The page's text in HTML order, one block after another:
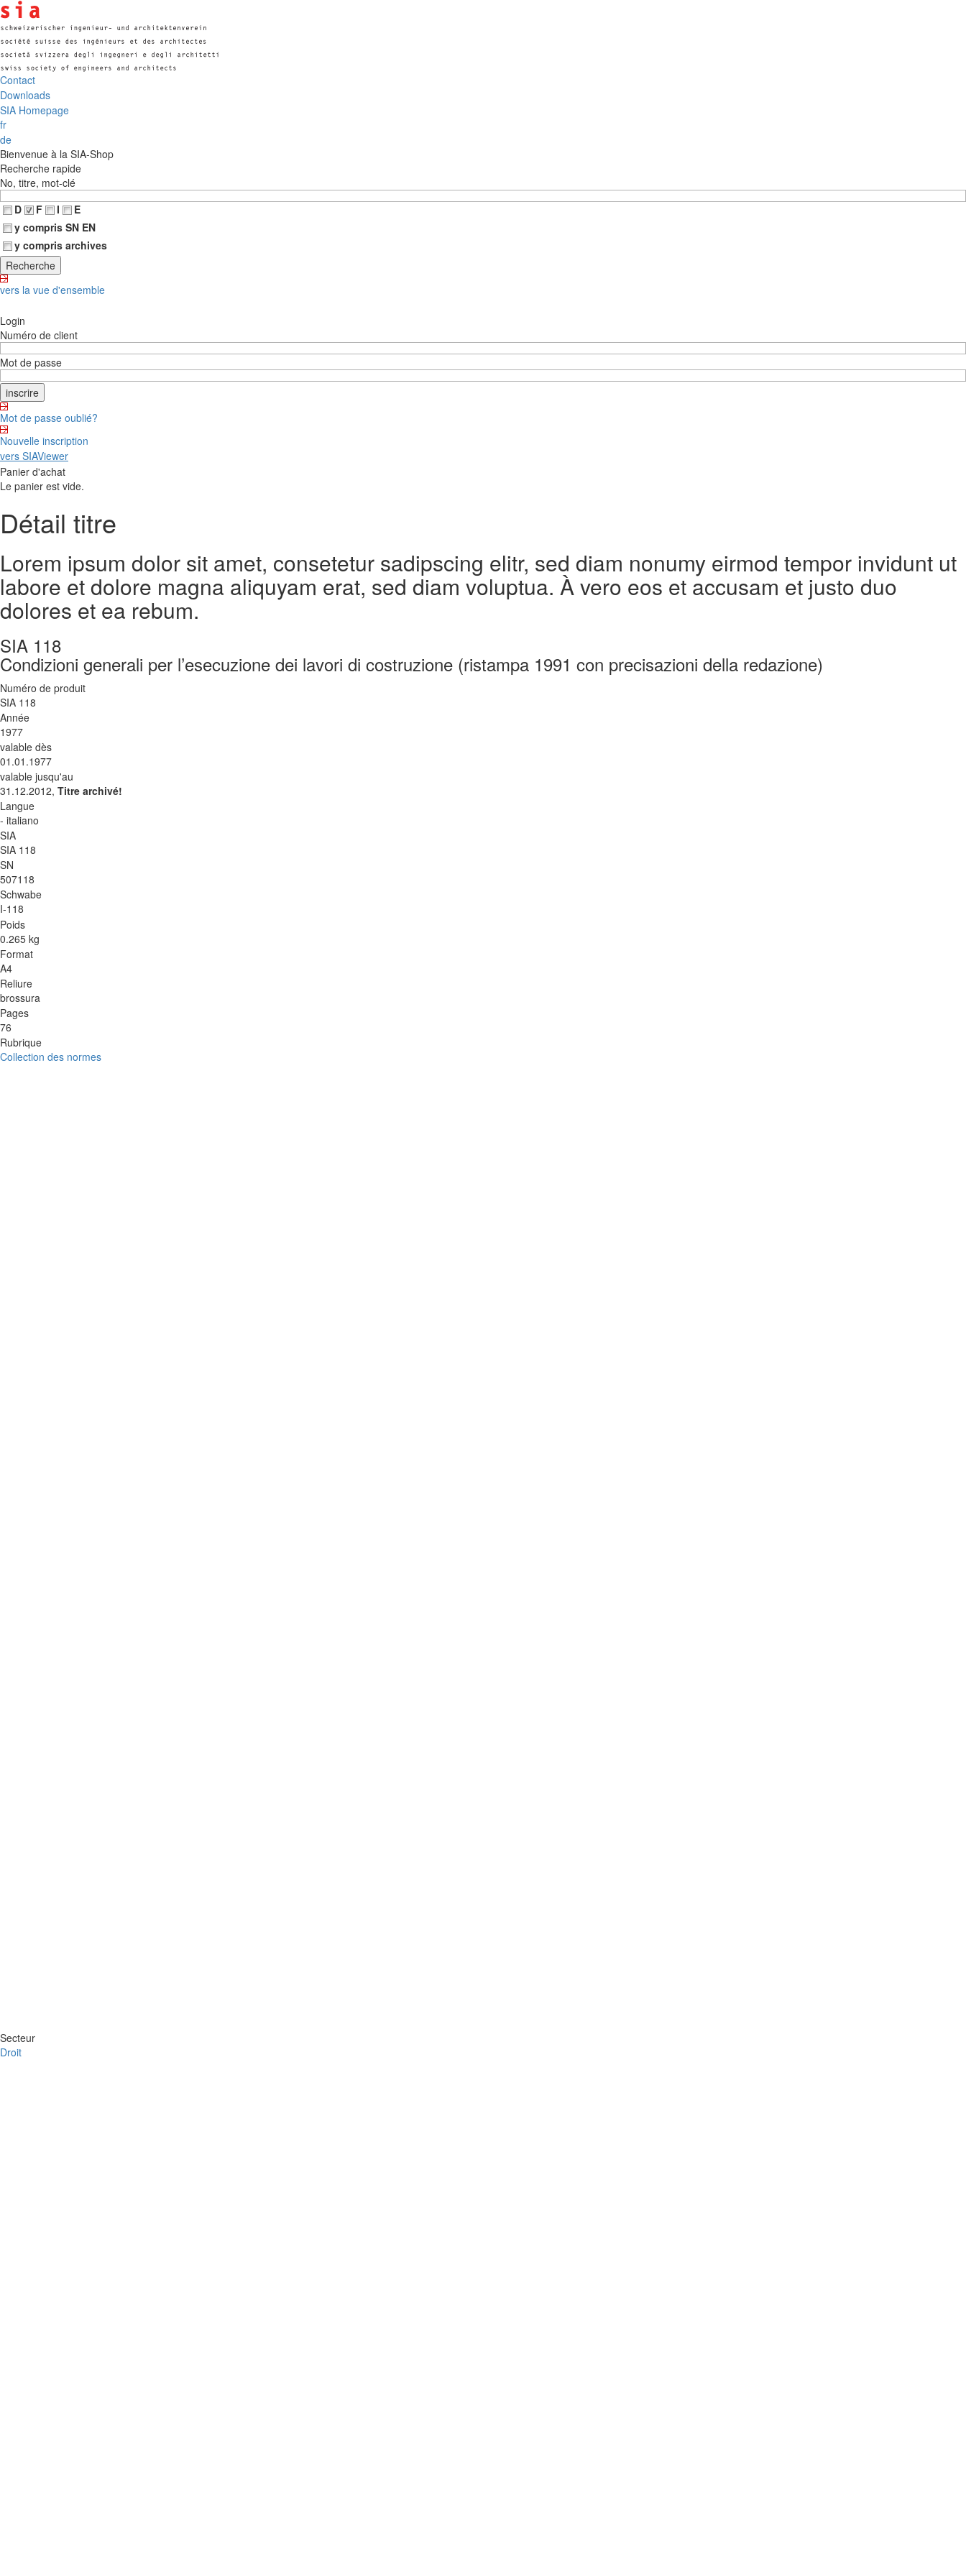
Contact
Downloads
SIA Homepage
fr
de
Bienvenue à la SIA-Shop
Recherche rapide
No, titre, mot-clé
D
F I
E
y compris SN EN
y compris archives
vers la vue d'ensemble
Login
Numéro de client
Mot de passe
Mot de passe oublié?
Nouvelle inscription
vers SIAViewer
Panier d'achat
Le panier est vide.
Détail titre
Lorem ipsum dolor sit amet, consetetur sadipscing elitr, sed diam nonumy eirmod tempor invidunt ut
labore et dolore magna aliquyam erat, sed diam voluptua. À vero eos et accusam et justo duo
dolores et ea rebum.
SIA 118
Condizioni generali per l’esecuzione dei lavori di costruzione (ristampa 1991 con precisazioni della redazione)
Numéro de produit
SIA 118
Année
1977
valable dès
01.01.1977
valable jusqu'au
31.12.2012, Titre archivé!
Langue
- italiano
SIA
SIA 118
SN
507118
Schwabe
I-118
Poids
0.265 kg
Format
A4
Reliure
brossura
Pages
76
Rubrique
Collection des normes
Secteur
Droit